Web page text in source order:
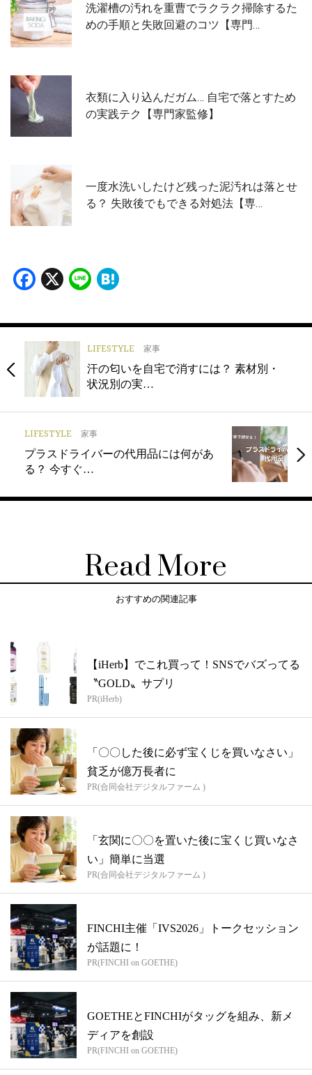
洗濯槽の汚れを重曹でラクラク掃除するた
めの手順と失敗回避のコツ【専門…
衣類に入り込んだガム… 自宅で落とすため
の実践テク【専門家監修】
一度水洗いしたけど残った泥汚れは落とせ
る？ 失敗後でもできる対処法【専…
Facebook
X Line
LIFESTYLE 家事
汗の匂いを自宅で消すには？ 素材別・
状況別の実…
LIFESTYLE 家事
プラスドライバーの代用品には何があ
る？ 今すぐ…
Read More
おすすめの関連記事
【iHerb】でこれ買って！SNSでバズってる
〝GOLD〟サプリ
PR(iHerb)
「〇〇した後に必ず宝くじを買いなさい」
貧乏が億万長者に
PR(合同会社デジタルファーム )
「玄関に〇〇を置いた後に宝くじ買いなさ
い」簡単に当選
PR(合同会社デジタルファーム )
FINCHI主催「IVS2026」トークセッション
が話題に！
PR(FINCHI on GOETHE)
GOETHEとFINCHIがタッグを組み、新メ
ディアを創設
PR(FINCHI on GOETHE)